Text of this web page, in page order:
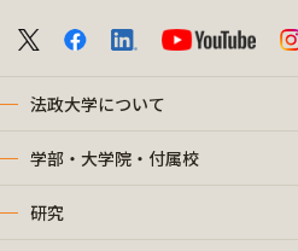
法政大学について
学部・大学院・付属校
研究